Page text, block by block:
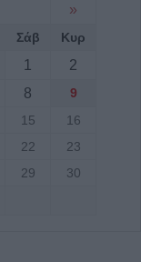
»
Σάβ Κυρ
1
2
8
9
15
16
22
23
29
30